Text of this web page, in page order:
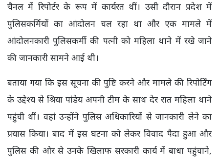
चैनल में रिपोर्टर के रूप में कार्यरत थीं। उसी दौरान प्रदेश में
पुलिसकर्मियों का आंदोलन चल रहा था और एक मामले में
आंदोलनकारी पुलिसकर्मी की पत्नी को महिला थाने में रखे जाने
की जानकारी सामने आई थी।
बताया गया कि इस सूचना की पुष्टि करने और मामले की रिपोर्टिंग
के उद्देश्य से श्रिया पांडेय अपनी टीम के साथ देर रात महिला थाने
पहुंची थीं। वहां उन्होंने पुलिस अधिकारियों से जानकारी लेने का
प्रयास किया। बाद में इस घटना को लेकर विवाद पैदा हुआ और
पुलिस की ओर से उनके खिलाफ सरकारी कार्य में बाधा पहुंचाने,